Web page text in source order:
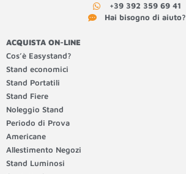
+39 392 359 69 41
Hai bisogno di aiuto?
ACQUISTA ON-LINE
Cos’è Easystand?
Stand economici
Stand Portatili
Stand Fiere
Noleggio Stand
Periodo di Prova
Americane
Allestimento Negozi
Stand Luminosi